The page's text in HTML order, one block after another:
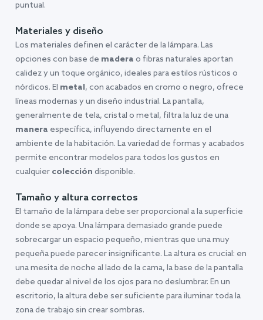
puntual.
Materiales y diseño
Los materiales definen el carácter de la lámpara. Las
opciones con base de madera o fibras naturales aportan
calidez y un toque orgánico, ideales para estilos rústicos o
nórdicos. El metal, con acabados en cromo o negro, ofrece
líneas modernas y un diseño industrial. La pantalla,
generalmente de tela, cristal o metal, filtra la luz de una
manera específica, influyendo directamente en el
ambiente de la habitación. La variedad de formas y acabados
permite encontrar modelos para todos los gustos en
cualquier colección disponible.
Tamaño y altura correctos
El tamaño de la lámpara debe ser proporcional a la superficie
donde se apoya. Una lámpara demasiado grande puede
sobrecargar un espacio pequeño, mientras que una muy
pequeña puede parecer insignificante. La altura es crucial: en
una mesita de noche al lado de la cama, la base de la pantalla
debe quedar al nivel de los ojos para no deslumbrar. En un
escritorio, la altura debe ser suficiente para iluminar toda la
zona de trabajo sin crear sombras.